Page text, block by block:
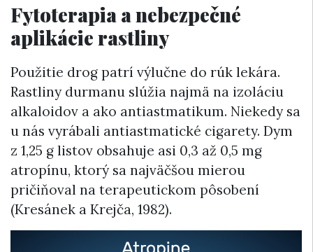
Fytoterapia a nebezpečné
aplikácie rastliny
Použitie drog patrí výlučne do rúk lekára.
Rastliny durmanu slúžia najmä na izoláciu
alkaloidov a ako antiastmatikum. Niekedy sa
u nás vyrábali antiastmatické cigarety. Dym
z 1,25 g listov obsahuje asi 0,3 až 0,5 mg
atropínu, ktorý sa najväčšou mierou
pričiňoval na terapeutickom pôsobení
(Kresánek a Krejča, 1982).